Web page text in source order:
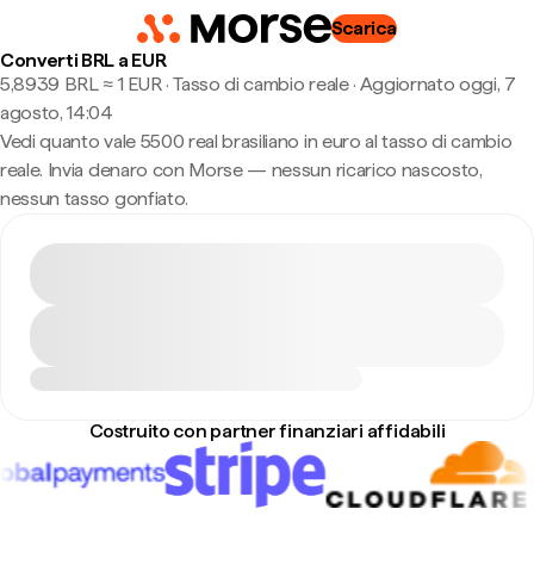
Scarica
Converti BRL a EUR
5,8939 BRL ≈ 1 EUR · Tasso di cambio reale· Aggiornato oggi, 7
agosto, 14:04
Vedi quanto vale 5500 real brasiliano in euro al tasso di cambio
reale. Invia denaro con Morse — nessun ricarico nascosto,
nessun tasso gonfiato.
Costruito con partner finanziari affidabili